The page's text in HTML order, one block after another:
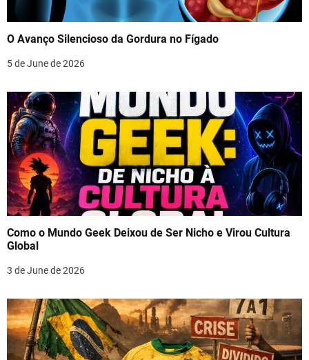
O Avanço Silencioso da Gordura no Fígado
5 de June de 2026
Como o Mundo Geek Deixou de Ser Nicho e Virou Cultura
Global
3 de June de 2026